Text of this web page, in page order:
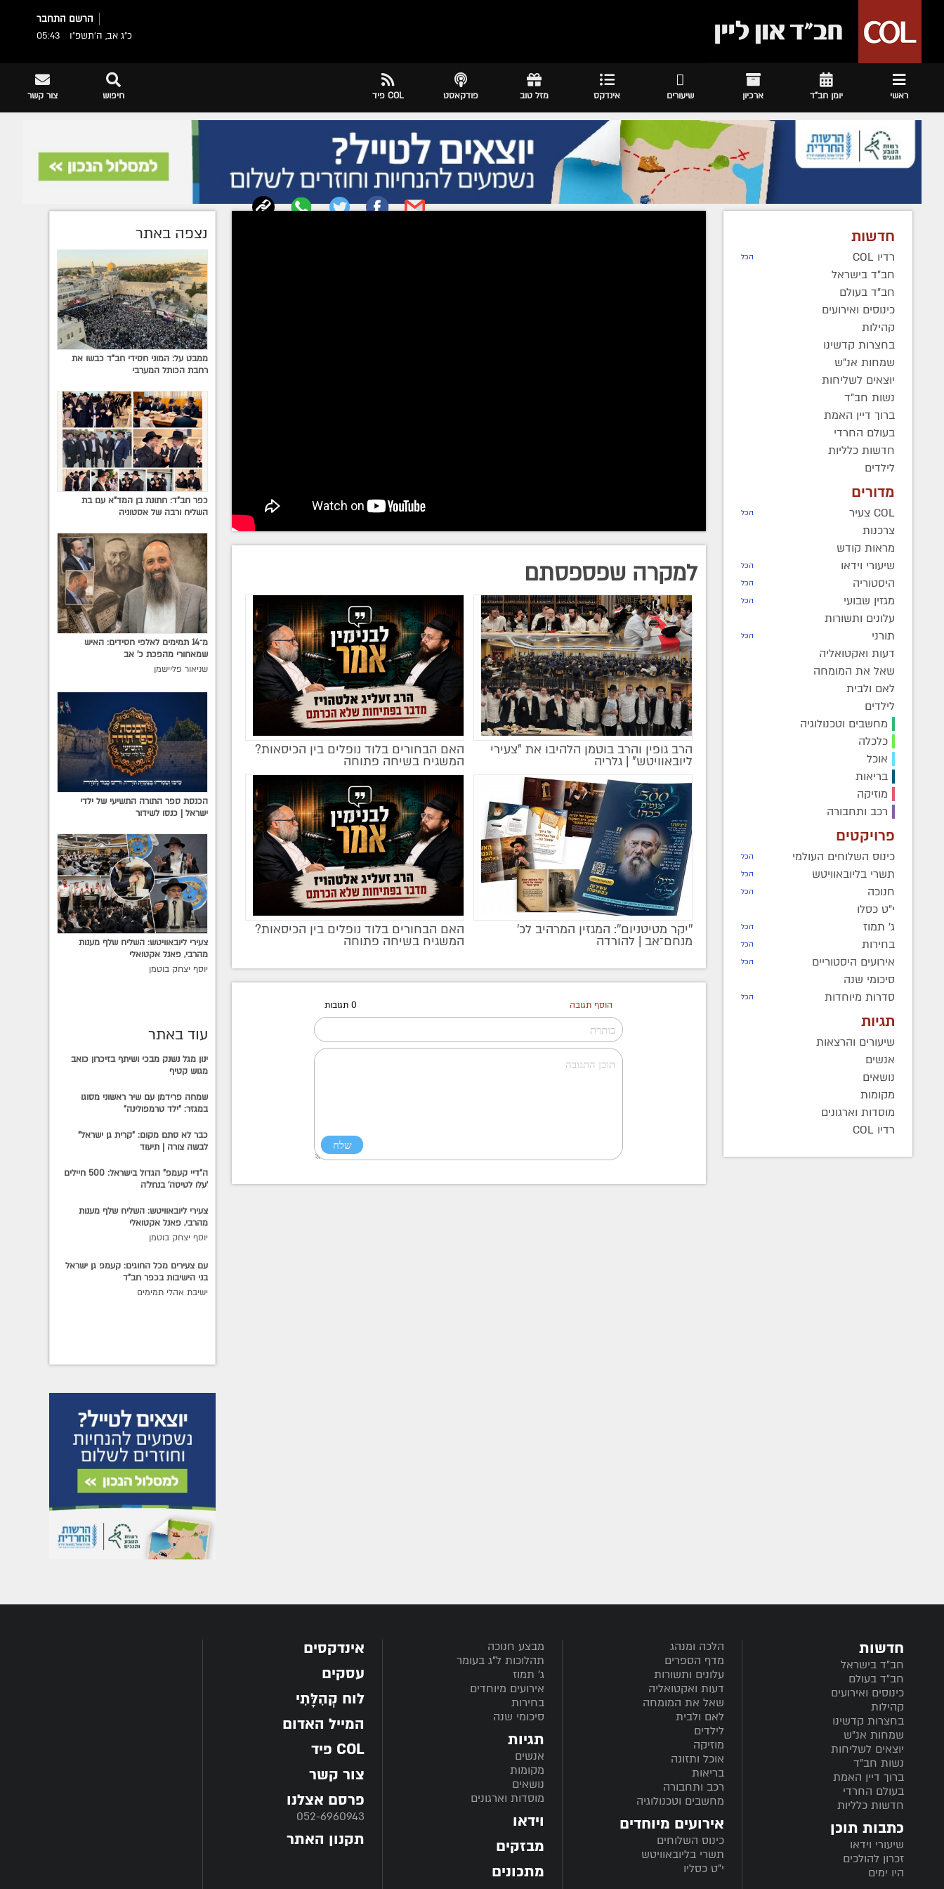
הרשם התחבר
כ"ג אב, ה׳תשפ״ו
05:43
ראשי יומן חב"ד ארכיון שיעורים אינדקס מזל טוב פודקאסט COL פיד צור קשר חיפוש
חדשות
רדיו COL הכל
חב"ד בישראל
חב"ד בעולם
כינוסים ואירועים
קהילות
בחצרות קדשינו
שמחות אנ"ש
יוצאים לשליחות
נשות חב"ד
ברוך דיין האמת
בעולם החרדי
חדשות כלליות
לילדים
מדורים
COL צעיר הכל
צרכנות
מראות קודש
שיעורי וידאו
הכל
היסטוריה הכל
מגזין שבועי הכל
עלונים ותשורות
תורני
הכל
דעות ואקטואליה
שאל את המומחה
לאם ולבית
לילדים
מחשבים וטכנולוגיה
כלכלה
אוכל
בריאות
מוזיקה
רכב ותחבורה
פרויקטים
כינוס השלוחים העולמי הכל
תשרי בליובאוויטש הכל
חנוכה הכל
י"ט כסלו
ג' תמוז
הכל
בחירות הכל
אירועים היסטוריים הכל
סיכומי שנה
סדרות מיוחדות
הכל
תגיות
שיעורים והרצאות
אנשים
נושאים
מקומות
מוסדות וארגונים
רדיו COL
למקרה שפספסתם
הרב גופין והרב בוטמן הלהיבו את "צעירי
ליובאוויטש" | גלריה
מקודם
האם הבחורים בלוד נופלים בין הכיסאות?
המשגיח בשיחה פתוחה
מקודם
''יקר מטיטניום'': המגזין המרהיב לכ’
מנחם־אב | להורדה
האם הבחורים בלוד נופלים בין הכיסאות?
המשגיח בשיחה פתוחה
הוסף תגובה 0 תגובות
נצפה באתר
ממבט על: המוני חסידי חב"ד כבשו את
רחבת הכותל המערבי
כפר חב"ד: חתונת בן המד"א עם בת
השליח ורבה של אסטוניה
מ־14 תמימים לאלפי חסידים: האיש
שמאחורי מהפכת כ׳ אב
שניאור פליישמן
הכנסת ספר התורה התשיעי של ילדי
ישראל | כנסו לשידור
צעירי ליובאוויטש: השליח שלף מענות
מהרבי, פאנל אקטואלי
יוסף יצחק בוטמן
עוד באתר
ינון מגל נשנק מבכי ושיתף בזיכרון כואב
מגוש קטיף
שמחה פרידמן עם שיר ראשוני מסוגו
במגזר: "ילד טרמפולינה"
כבר לא סתם מקום: "קרית גן ישראל"
לבשה צורה | תיעוד
ה"דיי קעמפ" הגדול בישראל: 500 חיילים
'עלו לטיסה' בנחל'ה
צעירי ליובאוויטש: השליח שלף מענות
מהרבי, פאנל אקטואלי
יוסף יצחק בוטמן
עם צעירים מכל החוגים: קעמפ גן ישראל
בני הישיבות בכפר חב"ד
ישיבת אהלי תמימים
חדשות
חב”ד בישראל
חב”ד בעולם
כינוסים ואירועים
קהילות
בחצרות קדשינו
שמחות אנ"ש
יוצאים לשליחות
נשות חב"ד
ברוך דיין האמת
בעולם החרדי
חדשות כלליות
כתבות תוכן
שיעורי וידאו
זכרון להולכים
היו ימים
הלכה ומנהג
מדף הספרים
עלונים ותשורות
דעות ואקטואליה
שאל את המומחה
לאם ולבית
לילדים
מוזיקה
אוכל ותזונה
בריאות
רכב ותחבורה
מחשבים וטכנולוגיה
אירועים מיוחדים
כינוס השלוחים
תשרי בליובאוויטש
י"ט כסליו
מבצע חנוכה
תהלוכות ל"ג בעומר
ג' תמוז
אירועים מיוחדים
בחירות
סיכומי שנה
תגיות
אנשים
מקומות
נושאים
מוסדות וארגונים
וידאו
מבזקים
מתכונים
אינדקסים
עסקים
לוח קְהִלָּתִי
המייל האדום
COL פיד
צור קשר
פרסם אצלנו
052-6960943
תקנון האתר